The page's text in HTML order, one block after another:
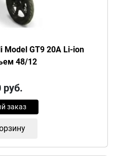
Model GT9 20A Li-ion
48/12
руб.
заказ